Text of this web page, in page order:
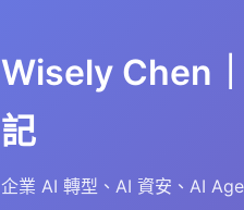
Wisely Chen
記
企業 AI 轉型、AI 資安、AI